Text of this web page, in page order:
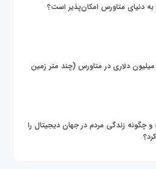
به دنیای متاورس امکان‌پذیر است؟
خرید زمین 4.3 میلیون دلاری در متاورس (چند متر زمین
زندگی مردم در جهان دیجیتال را